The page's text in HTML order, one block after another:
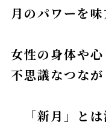
月のパワーを
女性の身体や心
不思議なつなが
「新月」とは